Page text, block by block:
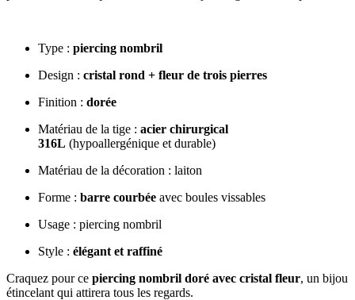
Type : piercing nombril
Design : cristal rond + fleur de trois pierres
Finition : dorée
Matériau de la tige : acier chirurgical
316L (hypoallergénique et durable)
Matériau de la décoration : laiton
Forme : barre courbée avec boules vissables
Usage : piercing nombril
Style : élégant et raffiné
Craquez pour ce piercing nombril doré avec cristal fleur, un bijou
étincelant qui attirera tous les regards.